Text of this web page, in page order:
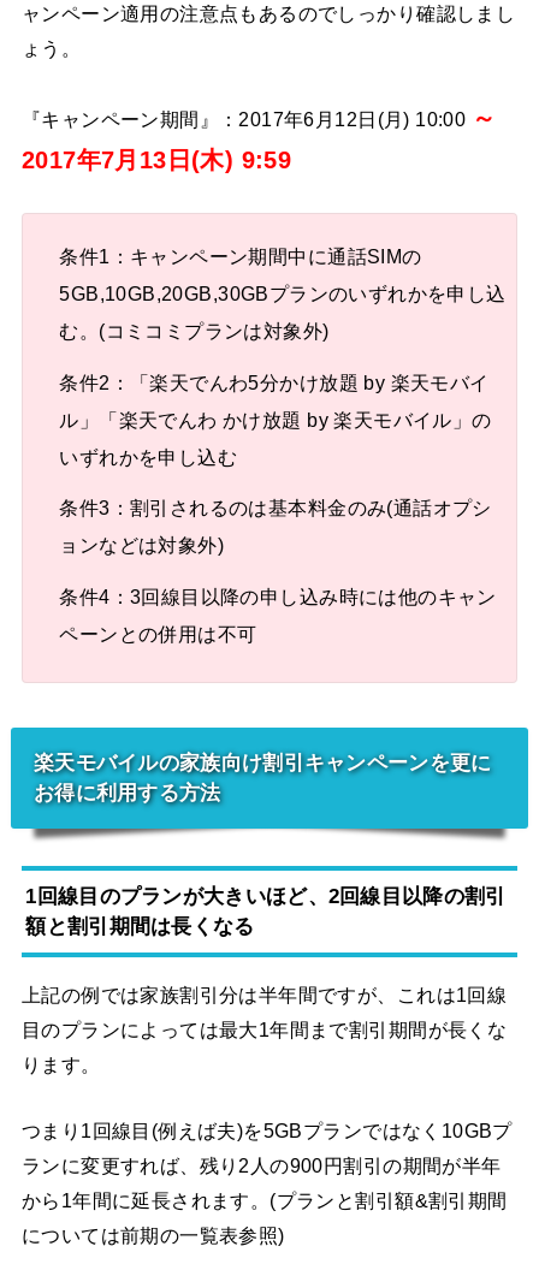
ャンペーン適用の注意点もあるのでしっかり確認しまし
ょう。
『キャンペーン期間』：2017年6月12日(月) 10:00 ～
2017年7月13日(木) 9:59
条件1：キャンペーン期間中に通話SIMの
5GB,10GB,20GB,30GBプランのいずれかを申し込
む。(コミコミプランは対象外)
条件2：「楽天でんわ5分かけ放題 by 楽天モバイ
ル」「楽天でんわ かけ放題 by 楽天モバイル」の
いずれかを申し込む
条件3：割引されるのは基本料金のみ(通話オプシ
ョンなどは対象外)
条件4：3回線目以降の申し込み時には他のキャン
ペーンとの併用は不可
楽天モバイルの家族向け割引キャンペーンを更に
お得に利用する方法
1回線目のプランが大きいほど、2回線目以降の割引
額と割引期間は長くなる
上記の例では家族割引分は半年間ですが、これは1回線
目のプランによっては最大1年間まで割引期間が長くな
ります。
つまり1回線目(例えば夫)を5GBプランではなく10GBプ
ランに変更すれば、残り2人の900円割引の期間が半年
から1年間に延長されます。(プランと割引額&割引期間
については前期の一覧表参照)